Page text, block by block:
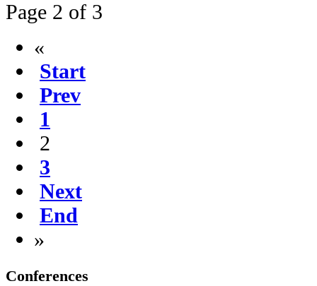
Page 2 of 3
«
Start
Prev
1
2
3
Next
End
»
Conferences